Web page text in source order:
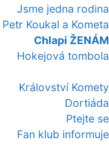
Jsme jedna rodina
Petr Koukal a Kometa
Chlapi ŽENÁM
Hokejová tombola
Království Komety
Dortiáda
Ptejte se
Fan klub informuje